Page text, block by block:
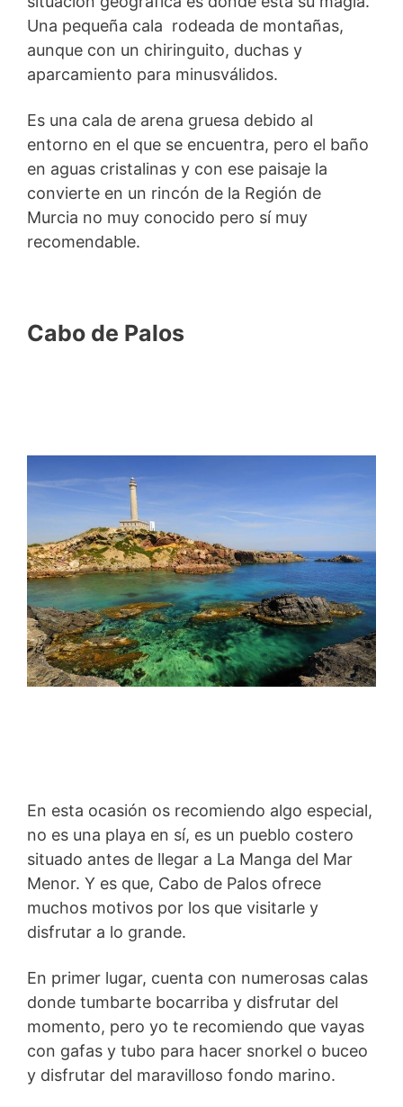
Una pequeña cala rodeada de montañas,
aunque con un chiringuito, duchas y
aparcamiento para minusválidos.
Es una cala de arena gruesa debido al
entorno en el que se encuentra, pero el baño
en aguas cristalinas y con ese paisaje la
convierte en un rincón de la Región de
Murcia no muy conocido pero sí muy
recomendable.
Cabo de Palos
En esta ocasión os recomiendo algo especial,
no es una playa en sí, es un pueblo costero
situado antes de llegar a La Manga del Mar
Menor. Y es que, Cabo de Palos ofrece
muchos motivos por los que visitarle y
disfrutar a lo grande.
En primer lugar, cuenta con numerosas calas
donde tumbarte bocarriba y disfrutar del
momento, pero yo te recomiendo que vayas
con gafas y tubo para hacer snorkel o buceo
y disfrutar del maravilloso fondo marino.